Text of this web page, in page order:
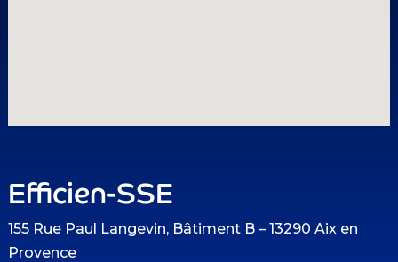
Efficien-SSE
155 Rue Paul Langevin, Bâtiment B – 13290 Aix en
Provence